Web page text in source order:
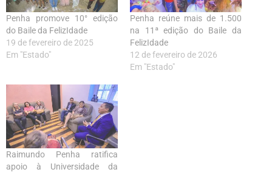
Penha promove 10° edição
do Baile da FelizIdade
19 de fevereiro de 2025
Em "Estado"
Penha reúne mais de 1.500
na 11ª edição do Baile da
FelizIdade
12 de fevereiro de 2026
Em "Estado"
Raimundo Penha ratifica
apoio à Universidade da